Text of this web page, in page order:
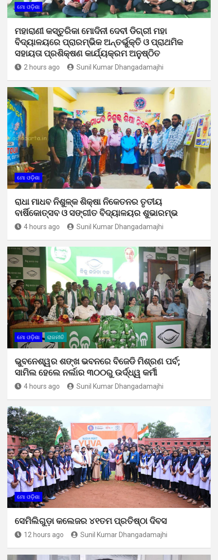
ମୋ ଓଡ଼ିଶା
ମହାରାଣୀ କସ୍ତୁରିକା ମୋଦିନୀ ଦେବୀ ଡିଗ୍ରୀ ମହା
ବିଦ୍ୟାଳୟରେ ପ୍ରାରମ୍ଭିକ ଅନ୍ତର୍ଭୁକ୍ତି ଓ ପ୍ରାଥମିକ
ସହାୟତା ପ୍ରଶିକ୍ଷଣ କାର୍ଯ୍ୟକ୍ରମ ଅନୁଷ୍ଠିତ
2 hours ago Sunil Kumar Dhangadamajhi
ମୋ ଓଡ଼ିଶା
ରାଧା ମାଧବ ନିଶୁଳ୍କ ଶିକ୍ଷା ନିକେତନର ତୃତୀୟ
ବାର୍ଷିକୋତ୍ସବ ଓ ସଙ୍ଗୀତ ବିଦ୍ୟାଳୟର ଶୁଭାରମ୍ଭ
4 hours ago Sunil Kumar Dhangadamajhi
ମୋ ଓଡ଼ିଶା ରାଜନୀତି
ଭୁବନେଶ୍ୱର ଶଙ୍ଖ ଭବନରେ ବିଜେଡି ମିଶ୍ରଣ ପର୍ବ;
ସାମିଲ ହେଲେ ନର୍ଲାର ୩୦୦ରୁ ଉର୍ଦ୍ଧ୍ୱ କର୍ମୀ
4 hours ago Sunil Kumar Dhangadamajhi
ମୋ ଓଡ଼ିଶା
ସେମିଲିଗୁଡ଼ା କଲେଜର ୪୧ତମ ପ୍ରତିଷ୍ଠା ଦିବସ
12 hours ago Sunil Kumar Dhangadamajhi